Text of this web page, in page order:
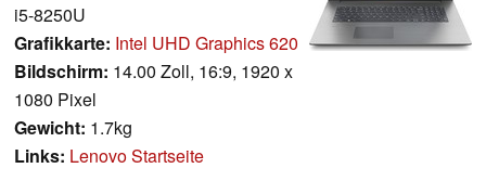
i5-8250U
Grafikkarte: Intel UHD Graphics 620
Bildschirm: 14.00 Zoll, 16:9, 1920 x
1080 Pixel
Gewicht: 1.7kg
Links: Lenovo Startseite